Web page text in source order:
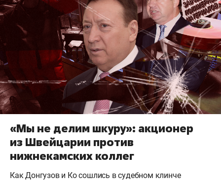
«Мы не делим шкуру»: акционер
из Швейцарии против
нижнекамских коллег
Как Донгузов и Ко сошлись в судебном клинче